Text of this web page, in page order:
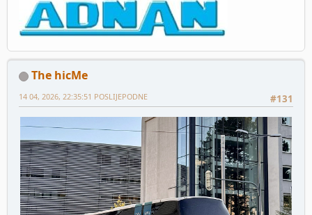
The hicMe
#131
14 04, 2026, 22:35:51 POSLIJEPODNE